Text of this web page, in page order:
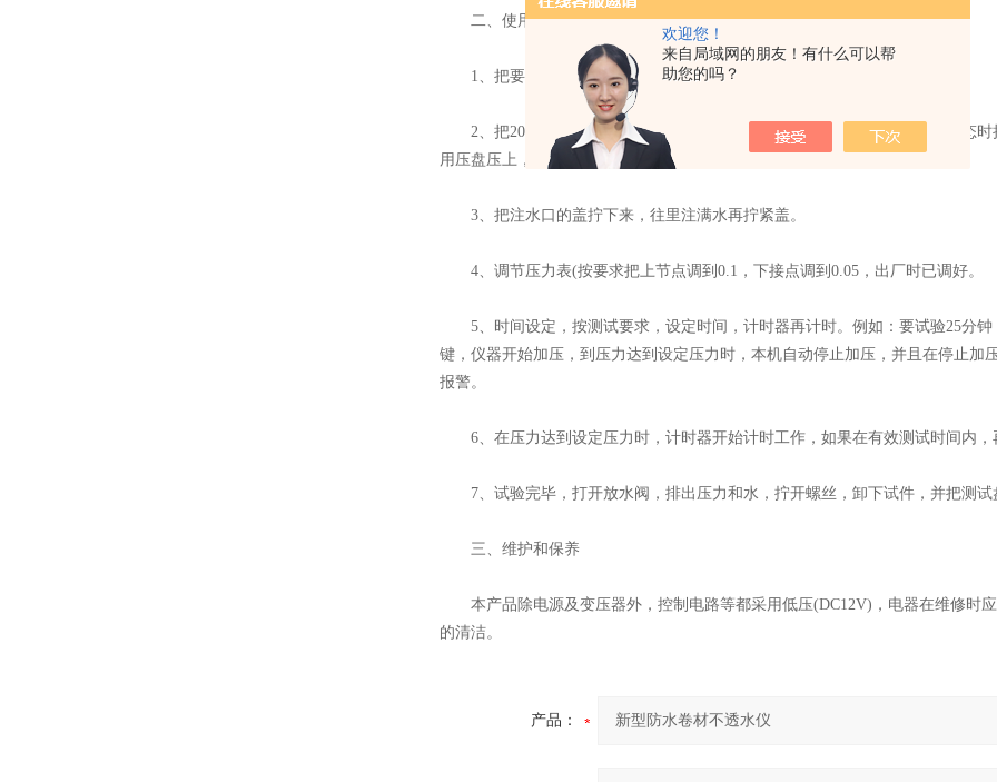
欢迎您！
来自局域网的朋友！有什么可以帮
助您的吗？
二、使用方法
1、把要试验的材料剪成3个￠130mm的圆形特用。
2、把20±5℃的蒸馏水或洁净的淡水慢慢倒入三个透水盘内特接近满溢状态时
用压盘压上，把螺丝拧紧。
3、把注水口的盖拧下来，往里注满水再拧紧盖。
4、调节压力表(按要求把上节点调到0.1，下接点调到0.05，出厂时已调好。
5、时间设定，按测试要求，设定时间，计时器再计时。例如：要试验25分钟
键，仪器开始加压，到压力达到设定压力时，本机自动停止加压，并且在停止加
报警。
6、在压力达到设定压力时，计时器开始计时工作，如果在有效测试时间内，
7、试验完毕，打开放水阀，排出压力和水，拧开螺丝，卸下试件，并把测试
三、维护和保养
本产品除电源及变压器外，控制电路等都采用低压(DC12V)，电器在维修时
的清洁。
产品：